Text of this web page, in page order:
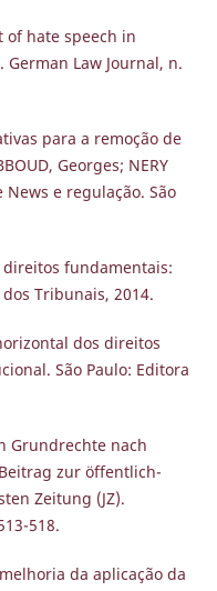
of hate speech in
Law Journal, n.
para a remoção de
Georges; NERY
News e regulação. São
direitos fundamentais:
Tribunais, 2014.
dos direitos
São Paulo: Editora
Grundrechte nach
zur öffentlich-
Zeitung (JZ).
518.
da aplicação da